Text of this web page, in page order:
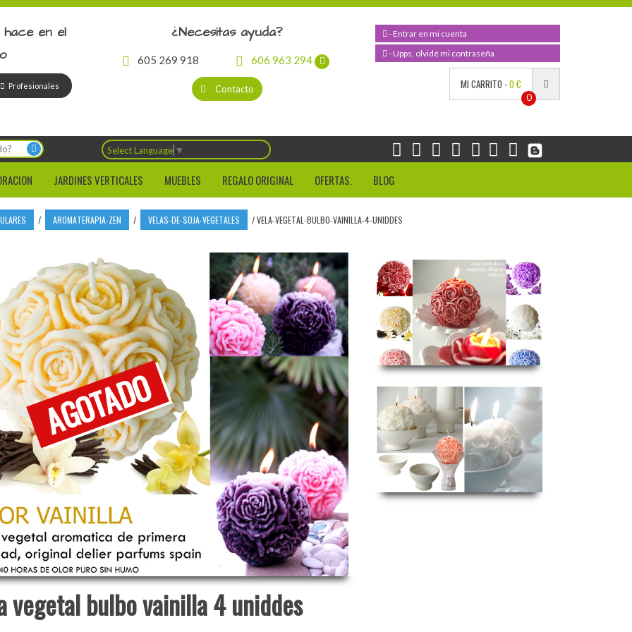
en el
Profesionales
¿Necesitas ayuda?
605 269 918 606 963 294
Contacto
- Entrar en mi cuenta
- Upps, olvidé mi contraseña
MI CARRITO -0 €
0
Select Language ▼
JARDINES VERTICALES MUEBLES REGALO ORIGINAL OFERTAS. BLOG
/ AROMATERAPIA-ZEN / VELAS-DE-SOJA-VEGETALES /VELA-VEGETAL-BULBO-VAINILLA-4-UNIDDES
vegetal bulbo vainilla 4 uniddes